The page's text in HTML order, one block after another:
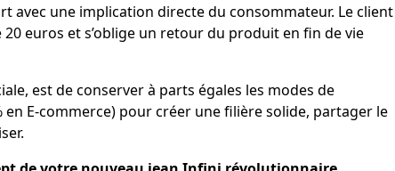
avec une implication directe du consommateur. Le client
euros et s’oblige un retour du produit en fin de vie
est de conserver à parts égales les modes de
E-commerce) pour créer une filière solide, partager le